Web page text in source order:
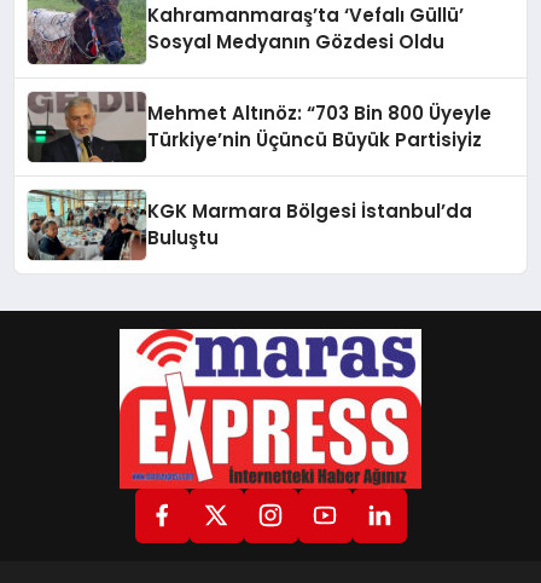
Kahramanmaraş’ta ‘Vefalı Güllü’
Sosyal Medyanın Gözdesi Oldu
Mehmet Altınöz: “703 Bin 800 Üyeyle
Türkiye’nin Üçüncü Büyük Partisiyiz
KGK Marmara Bölgesi İstanbul’da
Buluştu